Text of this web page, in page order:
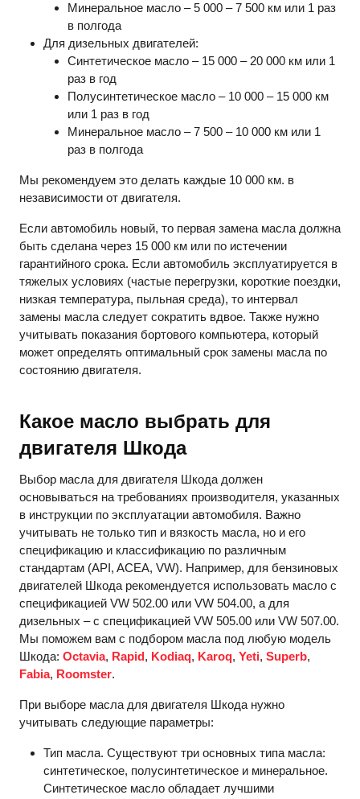
Минеральное масло – 5 000 – 7 500 км или 1 раз
в полгода
Для дизельных двигателей:
Синтетическое масло – 15 000 – 20 000 км или 1
раз в год
Полусинтетическое масло – 10 000 – 15 000 км
или 1 раз в год
Минеральное масло – 7 500 – 10 000 км или 1
раз в полгода
Мы рекомендуем это делать каждые 10 000 км. в
независимости от двигателя.
Если автомобиль новый, то первая замена масла должна
быть сделана через 15 000 км или по истечении
гарантийного срока. Если автомобиль эксплуатируется в
тяжелых условиях (частые перегрузки, короткие поездки,
низкая температура, пыльная среда), то интервал
замены масла следует сократить вдвое. Также нужно
учитывать показания бортового компьютера, который
может определять оптимальный срок замены масла по
состоянию двигателя.
Какое масло выбрать для
двигателя Шкода
Выбор масла для двигателя Шкода должен
основываться на требованиях производителя, указанных
в инструкции по эксплуатации автомобиля. Важно
учитывать не только тип и вязкость масла, но и его
спецификацию и классификацию по различным
стандартам (API, ACEA, VW). Например, для бензиновых
двигателей Шкода рекомендуется использовать масло с
спецификацией VW 502.00 или VW 504.00, а для
дизельных – с спецификацией VW 505.00 или VW 507.00.
Мы поможем вам с подбором масла под любую модель
Шкода: Octavia, Rapid, Kodiaq, Karoq, Yeti, Superb,
Fabia, Roomster.
При выборе масла для двигателя Шкода нужно
учитывать следующие параметры:
Тип масла. Существуют три основных типа масла:
синтетическое, полусинтетическое и минеральное.
Синтетическое масло обладает лучшими